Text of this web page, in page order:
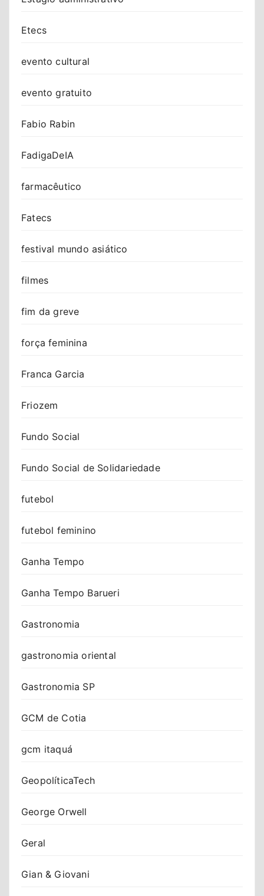
Etecs
evento cultural
evento gratuito
Fabio Rabin
FadigaDeIA
farmacêutico
Fatecs
festival mundo asiático
filmes
fim da greve
força feminina
Franca Garcia
Friozem
Fundo Social
Fundo Social de Solidariedade
futebol
futebol feminino
Ganha Tempo
Ganha Tempo Barueri
Gastronomia
gastronomia oriental
Gastronomia SP
GCM de Cotia
gcm itaquá
GeopolíticaTech
George Orwell
Geral
Gian & Giovani